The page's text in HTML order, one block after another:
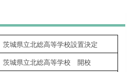
茨城県立北総高等学校設置決定
茨城県立北総高等学校 開校